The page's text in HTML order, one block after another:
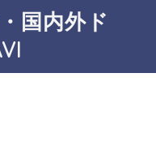
国内外ド